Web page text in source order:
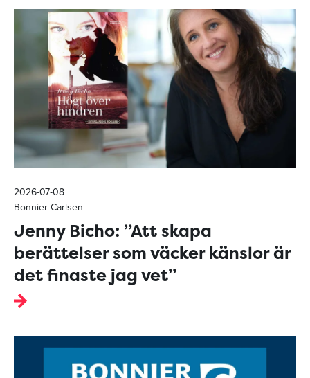
2026-07-08
Bonnier Carlsen
Jenny Bicho: ”Att skapa
berättelser som väcker känslor är
det finaste jag vet”